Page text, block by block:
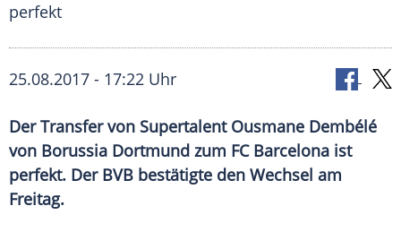
perfekt
25.08.2017 - 17:22 Uhr
Der Transfer von Supertalent Ousmane Dembélé
von Borussia Dortmund zum FC Barcelona ist
perfekt. Der BVB bestätigte den Wechsel am
Freitag.